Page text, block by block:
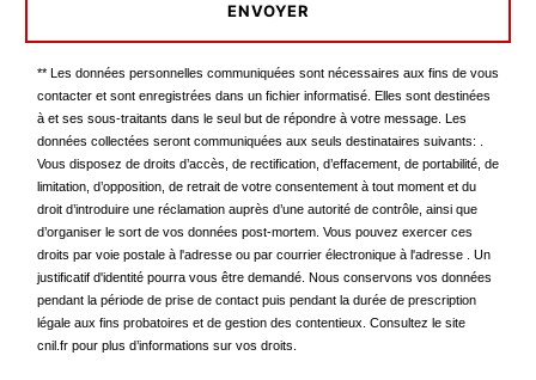
ENVOYER
** Les données personnelles communiquées sont nécessaires aux fins de vous
contacter et sont enregistrées dans un fichier informatisé. Elles sont destinées
à et ses sous-traitants dans le seul but de répondre à votre message. Les
données collectées seront communiquées aux seuls destinataires suivants: .
Vous disposez de droits d’accès, de rectification, d’effacement, de portabilité, de
limitation, d’opposition, de retrait de votre consentement à tout moment et du
droit d’introduire une réclamation auprès d’une autorité de contrôle, ainsi que
d’organiser le sort de vos données post-mortem. Vous pouvez exercer ces
droits par voie postale à l'adresse ou par courrier électronique à l'adresse . Un
justificatif d'identité pourra vous être demandé. Nous conservons vos données
pendant la période de prise de contact puis pendant la durée de prescription
légale aux fins probatoires et de gestion des contentieux. Consultez le site
cnil.fr pour plus d’informations sur vos droits.